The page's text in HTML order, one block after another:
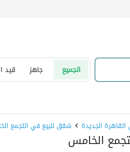
الجميع جاهز قيد
الجديدة شقق للبيع في التجمع
الخامس